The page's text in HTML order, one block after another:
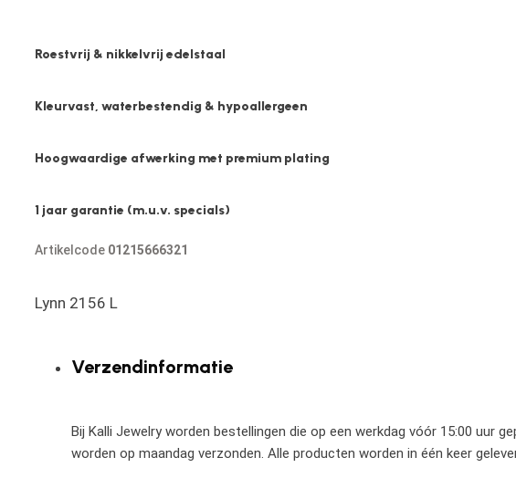
Roestvrij & nikkelvrij edelstaal
Kleurvast, waterbestendig & hypoallergeen
Hoogwaardige afwerking met premium plating
1 jaar garantie (m.u.v. specials)
Artikelcode 01215666321
Lynn 2156 L
Verzendinformatie
Bij Kalli Jewelry worden bestellingen die op een werkdag vóór 15:00 uur
worden op maandag verzonden. Alle producten worden in één keer